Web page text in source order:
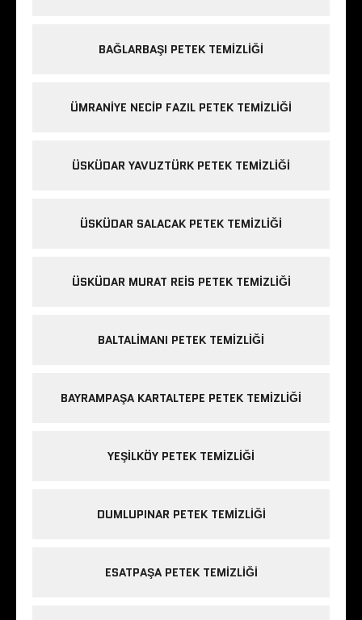
BAĞLARBAŞI PETEK TEMIZLIĞI
ÜMRANIYE NECIP FAZIL PETEK TEMIZLIĞI
ÜSKÜDAR YAVUZTÜRK PETEK TEMIZLIĞI
ÜSKÜDAR SALACAK PETEK TEMIZLIĞI
ÜSKÜDAR MURAT REIS PETEK TEMIZLIĞI
BALTALIMANI PETEK TEMIZLIĞI
BAYRAMPAŞA KARTALTEPE PETEK TEMIZLIĞI
YEŞILKÖY PETEK TEMIZLIĞI
DUMLUPINAR PETEK TEMIZLIĞI
ESATPAŞA PETEK TEMIZLIĞI